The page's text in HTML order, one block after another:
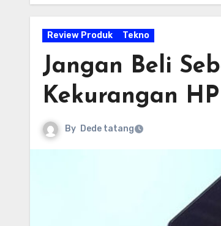
Review Produk Tekno
Jangan Beli
Kekurangan
By Dede tatang